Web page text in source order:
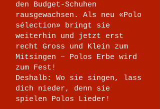
den Budget-Schuhen
rausgewachsen. Als neu «Polo
sélection» bringt sie
weiterhin und jetzt erst
recht Gross und Klein zum
Mitsingen – Polos Erbe wird
zum Fest!
Deshalb: Wo sie singen, lass
dich nieder, denn sie
spielen Polos Lieder!